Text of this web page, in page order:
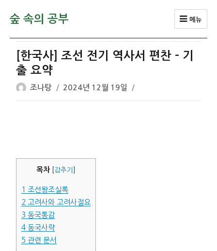
숲 속의 공부 메뉴
[한국사] 조선 전기 역사서 편찬 – 기
출 요약
글
쓴
조나탕
작
성
2024년 12월 19일
목차 감추기
1 조선왕조실록
2 고려사와 고려사절요
3 동국통감
4동국사략
5 관련 문서